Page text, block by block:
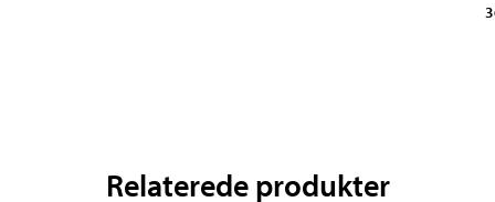
Relaterede produkter